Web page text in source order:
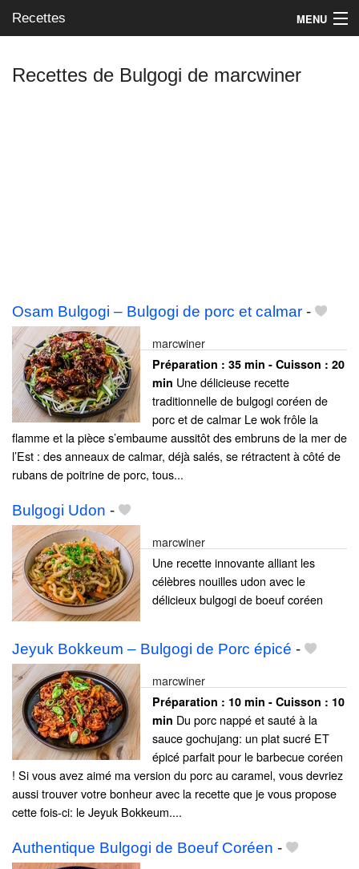
Recettes MENU
Recettes de Bulgogi de marcwiner
Osam Bulgogi – Bulgogi de porc et calmar -
marcwiner
Préparation : 35 min - Cuisson : 20
min Une délicieuse recette
traditionnelle de bulgogi coréen de
porc et de calmar Le wok frôle la
flamme et la pièce s’embaume aussitôt des embruns de la mer de
l’Est : des anneaux de calmar, déjà salés, se rétractent à côté de
rubans de poitrine de porc, tous...
Bulgogi Udon -
marcwiner
Une recette innovante alliant les
célèbres nouilles udon avec le
délicieux bulgogi de boeuf coréen
Jeyuk Bokkeum – Bulgogi de Porc épicé -
marcwiner
Préparation : 10 min - Cuisson : 10
min Du porc nappé et sauté à la
sauce gochujang: un plat sucré ET
épicé parfait pour le barbecue coréen
! Si vous avez aimé ma version du porc au caramel, vous devriez
aussi trouver votre bonheur avec la recette que je vous propose
cette fois-ci: le Jeyuk Bokkeum....
Authentique Bulgogi de Boeuf Coréen -